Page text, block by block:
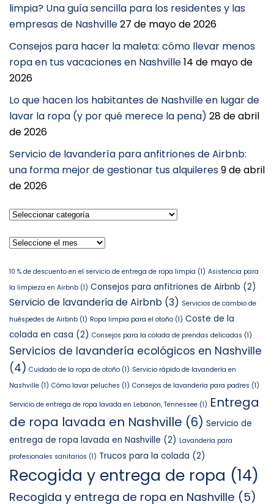
limpia? Una guía sencilla para los residentes y las
empresas de Nashville27 de mayo de 2026
Consejos para hacer la maleta: cómo llevar menos
ropa en tus vacaciones en Nashville14 de mayo de
2026
Lo que hacen los habitantes de Nashville en lugar de
lavar la ropa (y por qué merece la pena) 28 de abril
de 2026
Servicio de lavandería para anfitriones de Airbnb:
una forma mejor de gestionar tus alquileres9 de abril
de 2026
Seleccionar
Archivos
10 % de descuento en el servicio de entrega de ropa limpia (1) Asistencia para
la limpieza en Airbnb (1) Consejos para anfitriones de Airbnb (2)
Servicio de lavandería de Airbnb (3) Servicios de cambio de
huéspedes de Airbnb (1) Ropa limpia para el otoño (1) Coste de la
colada en casa (2) Consejos para la colada de prendas delicadas (1)
Servicios de lavandería ecológicos en Nashville
(4) Cuidado de la ropa de otoño (1) Servicio rápido de lavandería en
Nashville (1) Cómo lavar peluches (1) Consejos de lavandería para padres (1)
Servicio de entrega de ropa lavada en Lebanon, Tennessee (1) Entrega
de ropa lavada en Nashville (6) Servicio de
entrega de ropa lavada en Nashville (2) Lavandería para
profesionales sanitarios (1) Trucos para la colada (2)
Recogida y entrega de ropa (14)
Recogida y entrega de ropa en Nashville (5)